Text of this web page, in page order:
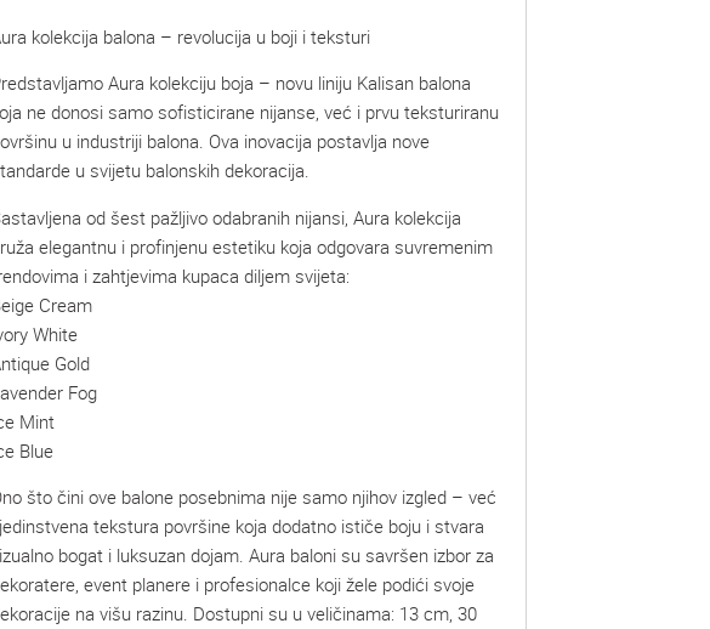
kolekcija balona – revolucija u boji i teksturi
Aura kolekciju boja – novu liniju Kalisan balona
ne donosi samo sofisticirane nijanse, već i prvu teksturiranu
u industriji balona. Ova inovacija postavlja nove
u svijetu balonskih dekoracija.
od šest pažljivo odabranih nijansi, Aura kolekcija
elegantnu i profinjenu estetiku koja odgovara suvremenim
i zahtjevima kupaca diljem svijeta:
Cream
White
Gold
Fog
Mint
Blue
što čini ove balone posebnima nije samo njihov izgled – već
tekstura površine koja dodatno ističe boju i stvara
bogat i luksuzan dojam. Aura baloni su savršen izbor za
event planere i profesionalce koji žele podići svoje
na višu razinu. Dostupni su u veličinama: 13 cm, 30